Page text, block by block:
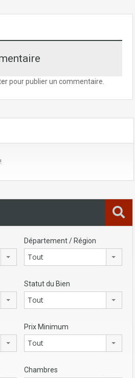
pour publier un commentaire.
Département / Région
Tout
Statut du Bien
Tout
Prix Minimum
Tout
Chambres